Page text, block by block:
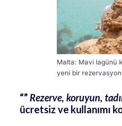
Malta: Mavi lagünü
yeni bir
“” Rezerve, koruyun,
ücretsiz ve kullanımı